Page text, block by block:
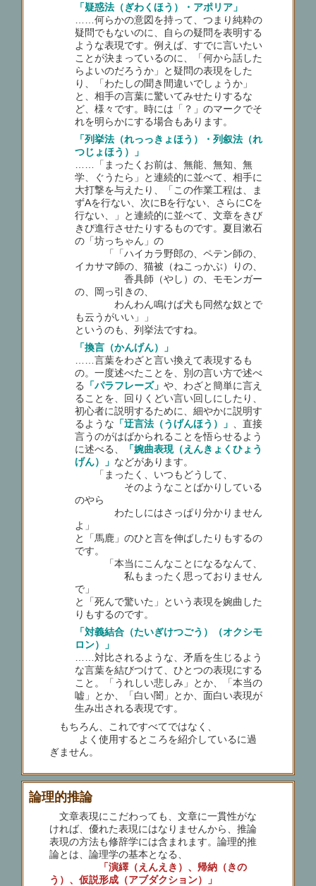
「疑惑法（ぎわくほう）・アポリア」
……何らかの意図を持って、つまり純粋の
疑問でもないのに、自らの疑問を表明する
ような表現です。例えば、すでに言いたい
ことが決まっているのに、「何から話した
らよいのだろうか」と疑問の表現をした
り、「わたしの聞き間違いでしょうか」
と、相手の言葉に驚いてみせたりするな
ど、様々です。時には「？」のマークでそ
れを明らかにする場合もあります。
「列挙法（れっっきょほう）・列叙法（れ
つじょほう）」
……「まったくお前は、無能、無知、無
学、ぐうたら」と連続的に並べて、相手に
大打撃を与えたり、「この作業工程は、ま
ずAを行ない、次にBを行ない、さらにCを
行ない、」と連続的に並べて、文章をきび
きび進行させたりするものです。夏目漱石
の「坊っちゃん」の
「「ハイカラ野郎の、ペテン師の、
イカサマ師の、猫被（ねこっかぶ）りの、
香具師（やし）の、モモンガー
の、岡っ引きの、
わんわん鳴けば犬も同然な奴とで
も云うがいい」」
というのも、列挙法ですね。
「換言（かんげん）」
……言葉をわざと言い換えて表現するも
の。一度述べたことを、別の言い方で述べ
る
「パラフレーズ」や、わざと簡単に言え
ることを、回りくどい言い回しにしたり、
初心者に説明するために、細やかに説明す
るような 「迂言法（うげんほう）」
、直接
言うのがはばかられることを悟らせるよう
に述べる、
「婉曲表現（えんきょくひょう
げん）」 などがあります。
「まったく、いつもどうして、
そのようなことばかりしている
のやら
わたしにはさっぱり分かりません
よ」
と「馬鹿」のひと言を伸ばしたりもするの
です。
「本当にこんなことになるなんて、
私もまったく思っておりません
で」
と「死んで驚いた」という表現を婉曲した
りもするのです。
「対義結合（たいぎけつごう）（オクシモ
ロン）」
……対比されるような、矛盾を生じるよう
な言葉を結びつけて、ひとつの表現にする
こと。「うれしい悲しみ」とか、「本当の
嘘」とか、「白い闇」とか、面白い表現が
生み出される表現です。
もちろん、これですべてではなく、
よく使用するところを紹介しているに過
ぎません。
論理的推論
文章表現にこだわっても、文章に一貫性がな
ければ、優れた表現にはなりませんから、推論
表現の方法も修辞学には含まれます。論理的推
論とは、論理学の基本となる、
「演繹（えんえき）、帰納（きの
う）、仮説形成（アブダクション）」